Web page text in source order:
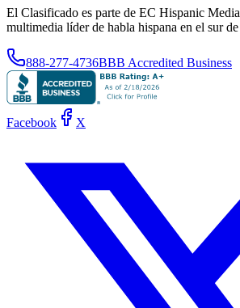
El Clasificado es parte de EC Hispanic
multimedia líder de habla hispana en el sur
888-277-4736BBB Accredited Business
Facebook X